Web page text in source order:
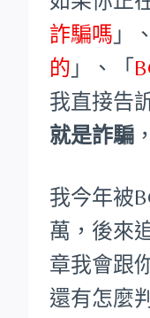
詐騙嗎 」
的 」、「
我直接告
就是詐騙
我今年被
萬，後來
章我會跟
還有怎麼